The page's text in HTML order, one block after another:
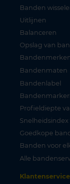
Banden
Uitlijnen
Balanceren
Opslag van
Bandenmaten
Bandenlabel
Profieldiepte
Goedkope
Banden voor
Alle
Klantenservice